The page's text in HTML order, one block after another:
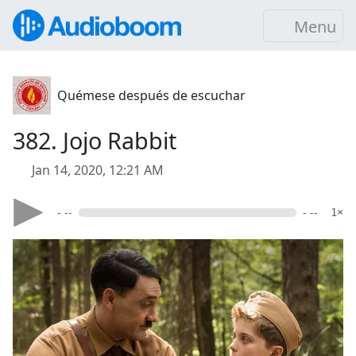
Menu
Quémese después de escuchar
382. Jojo Rabbit
Jan 14, 2020, 12:21 AM
- -- - -- 1×